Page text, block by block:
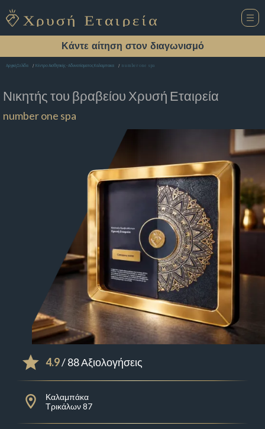
Κάντε αίτηση στον διαγωνισμό
Αρχική Σελίδα Κέντρο Αισθητικής - Αδυνατίσματος Καλαμπακα number one spa
Νικητής του βραβείου Χρυσή Εταιρεία
number one spa
4.9/ 88 Αξιολογήσεις
Καλαμπάκα
Τρικάλων 87